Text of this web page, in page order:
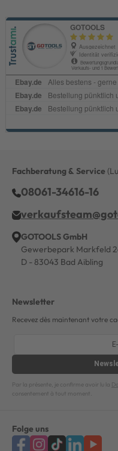
Fachberatung & Service
08061-34616-16
GOTOOLS GmbH
Gewerbepark Markfeld
D - 83043 Bad Aibling
Newsletter
Recevez dès maintenant votre
Par la présente, je confirme avoir lu la
consentement à tout moment.
Folge uns